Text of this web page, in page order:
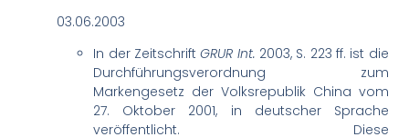
03.06.2003
In der ZeitschriftGRUR Int. 2003, S. 223 ff. ist die
Durchführungsverordnung zum
Markengesetz der Volksrepublik China vom
27. Oktober 2001, in deutscher Sprache
veröffentlicht. Diese